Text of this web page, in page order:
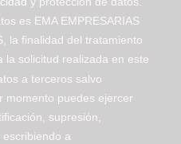
es EMA EMPRESARIAS
la finalidad del tratamiento
la solicitud realizada en este
a terceros salvo
momento puedes ejercer
supresión,
a